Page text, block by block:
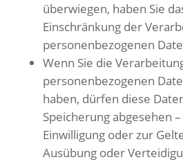
überwiegen, haben Sie
Einschränkung der
personenbezogenen
Wenn Sie die
personenbezogenen
haben, dürfen diese
Speicherung abgesehen
Einwilligung oder zur
Ausübung oder